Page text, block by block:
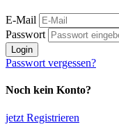
E-Mail
Passwort
Login
Passwort vergessen?
Noch kein Konto?
jetzt Registrieren